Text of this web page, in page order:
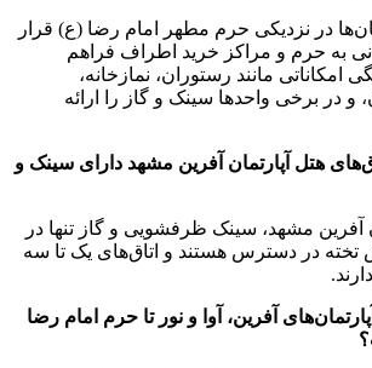
در نزدیکی حرم مطهر امام رضا (ع) قرار
به حرم و مراکز خرید اطراف فراهم
امکاناتی مانند رستوران، نمازخانه،
و در برخی واحدها سینک و گاز را ارائه
هتل آپارتمان آفرین مشهد دارای سینک و
آفرین مشهد، سینک ظرفشویی و گاز تنها در
تخته در دسترس هستند و اتاق‌های یک تا سه
آفرین، آوا و نور تا حرم امام رضا